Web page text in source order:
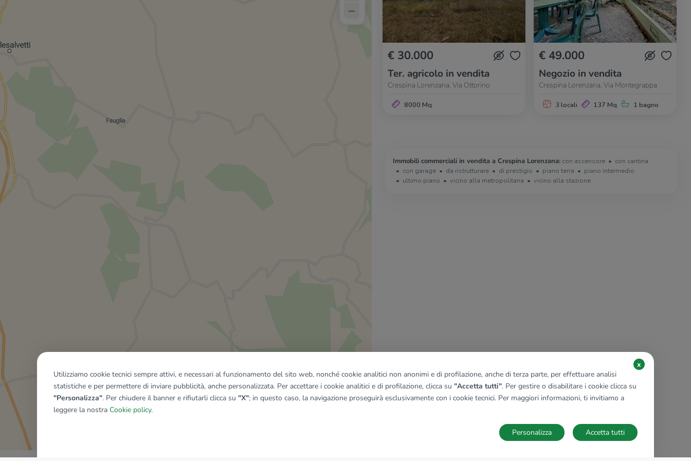
€ 30.000
Ter. agricolo in vendita
Crespina Lorenzana, Via Ottorino
8000 Mq
€ 49.000
Negozio in vendita
Crespina Lorenzana, Via Montegrappa
3 locali 137 Mq 1 bagno
Immobili commerciali in vendita a Crespina Lorenzana: con ascensore
con cantina
con garage
da ristrutturare di prestigio piano terra
piano intermedio
ultimo piano
vicino alla metropolitana vicino alla stazione
–
Mostra tutti gli immobili del riquadro
Utilizziamo cookie tecnici sempre attivi, e necessari al funzionamento del sito web, nonché cookie analitici non anonimi e di profilazione, anche di terza parte, per effettuare analisi
statistiche e per permettere di inviare pubblicità, anche personalizzata. Per accettare i cookie analitici e di profilazione, clicca su "Accetta tutti". Per gestire o disabilitare i cookie clicca su
"Personalizza". Per chiudere il banner e rifiutarli clicca su "X"; in questo caso, la navigazione proseguirà esclusivamente con i cookie tecnici. Per maggiori informazioni, ti invitiamo a
leggere la nostra Cookie policy.
x
Accetta tutti
Personalizza